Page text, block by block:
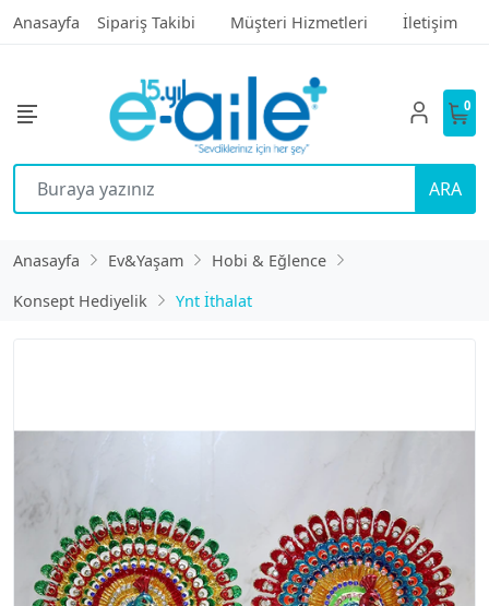
Anasayfa Sipariş Takibi Müşteri Hizmetleri İletişim
ARA
0
Anasayfa Ev&Yaşam
Hobi & Eğlence
Konsept Hediyelik
Ynt İthalat